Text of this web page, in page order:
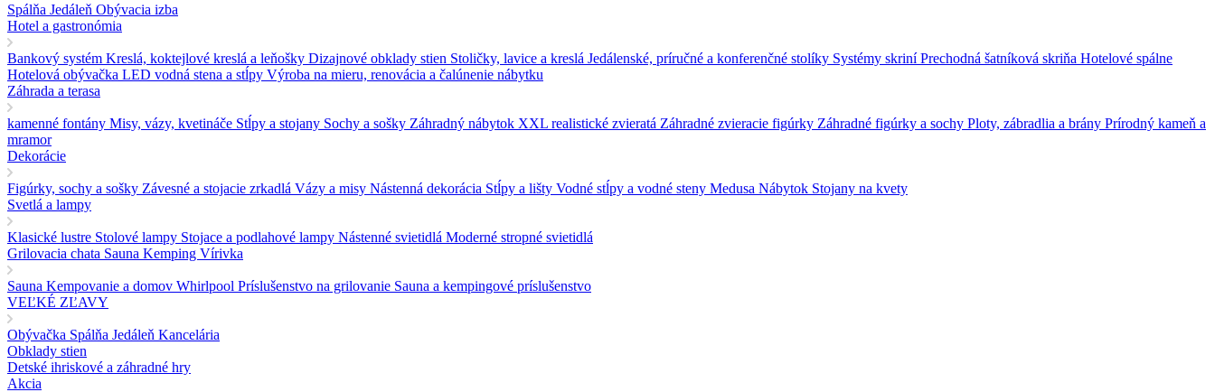
Spálňa Jedáleň Obývacia izba
Hotel a gastronómia
Bankový systém Kreslá, koktejlové kreslá a leňošky Dizajnové obklady stien Stoličky, lavice a kreslá Jedálenské, príručné a konferenčné stolíky Systémy skriní Prechodná šatníková skriňa Hotelové spálne
Hotelová obývačka LED vodná stena a stĺpy Výroba na mieru, renovácia a čalúnenie nábytku
Záhrada a terasa
kamenné fontány Misy, vázy, kvetináče Stĺpy a stojany Sochy a sošky Záhradný nábytok XXL realistické zvieratá Záhradné zvieracie figúrky Záhradné figúrky a sochy Ploty, zábradlia a brány Prírodný kameň a
mramor
Dekorácie
Figúrky, sochy a sošky Závesné a stojacie zrkadlá Vázy a misy Nástenná dekorácia Stĺpy a lišty Vodné stĺpy a vodné steny Medusa Nábytok Stojany na kvety
Svetlá a lampy
Klasické lustre Stolové lampy Stojace a podlahové lampy Nástenné svietidlá Moderné stropné svietidlá
Grilovacia chata Sauna Kemping Vírivka
Sauna Kempovanie a domov Whirlpool Príslušenstvo na grilovanie Sauna a kempingové príslušenstvo
VEĽKÉ ZĽAVY
Obývačka Spálňa Jedáleň Kancelária
Obklady stien
Detské ihriskové a záhradné hry
Akcia